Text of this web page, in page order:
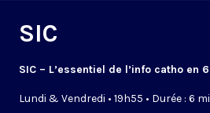
SIC
SIC – L’essentiel de l’info catho en
Lundi & Vendredi • 19h55 • Durée : 6